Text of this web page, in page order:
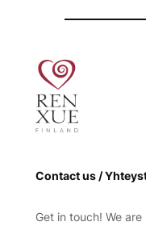
Contact us /
Get in touch! We